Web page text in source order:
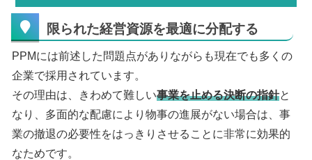
限られた経営資源を最適に分配する
PPMには前述した問題点がありながらも現在でも多くの
企業で採用されています。
その理由は、きわめて難しい事業を止める決断の指針と
なり、多面的な配慮により物事の進展がない場合は、事
業の撤退の必要性をはっきりさせることに非常に効果的
なためです。